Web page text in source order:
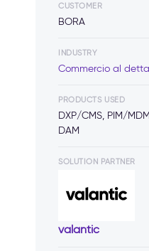
CUSTOMER
BORA
INDUSTRY
Commercio al
PRODUCTS USED
DXP/CMS, PIM/
DAM
SOLUTION PARTNER
valantic